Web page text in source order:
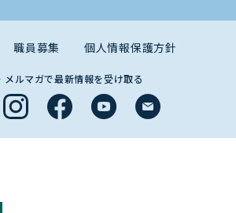
職員募集 個人情報保護方針
メルマガで最新情報を受け取る